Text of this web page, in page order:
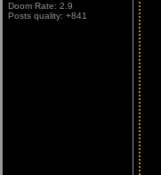
Doom Rate: 2.9
Posts quality: +841